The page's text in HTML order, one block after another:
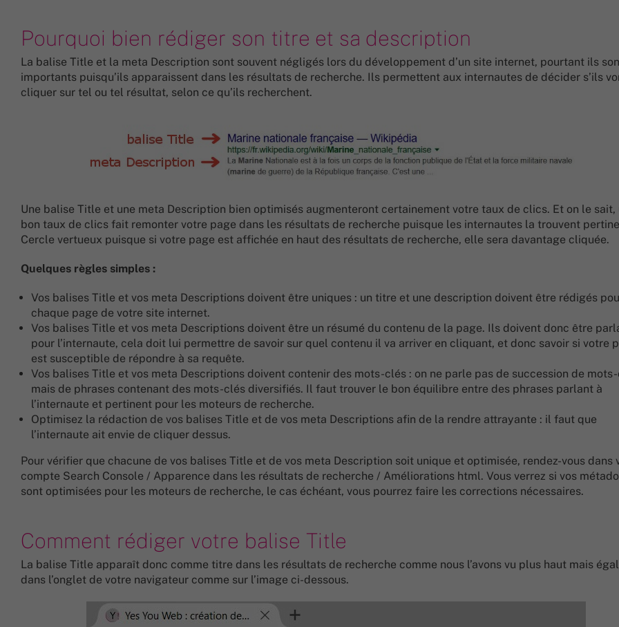
Pourquoi bien rédiger son titre et sa description
La balise Title et la meta Description sont souvent négligés lors du développement d’un site internet, pourtant ils
importants puisqu’ils apparaissent dans les résultats de recherche. Ils permettent aux internautes de décider s’ils
cliquer sur tel ou tel résultat, selon ce qu’ils recherchent.
Une balise Title et une meta Description bien optimisés augmenteront certainement votre taux de clics. Et on le sait,
bon taux de clics fait remonter votre page dans les résultats de recherche puisque les internautes la trouvent
Cercle vertueux puisque si votre page est affichée en haut des résultats de recherche, elle sera davantage cliquée.
Quelques règles simples :
Vos balises Title et vos meta Descriptions doivent être uniques : un titre et une description doivent être rédigés
chaque page de votre site internet.
Vos balises Title et vos meta Descriptions doivent être un résumé du contenu de la page. Ils doivent donc être
pour l’internaute, cela doit lui permettre de savoir sur quel contenu il va arriver en cliquant, et donc savoir si votre
est susceptible de répondre à sa requête.
Vos balises Title et vos meta Descriptions doivent contenir des mots-clés : on ne parle pas de succession de
mais de phrases contenant des mots-clés diversifiés. Il faut trouver le bon équilibre entre des phrases parlant à
l’internaute et pertinent pour les moteurs de recherche.
Optimisez la rédaction de vos balises Title et de vos meta Descriptions afin de la rendre attrayante : il faut que
l’internaute ait envie de cliquer dessus.
Pour vérifier que chacune de vos balises Title et de vos meta Description soit unique et optimisée, rendez-vous dans
compte Search Console / Apparence dans les résultats de recherche / Améliorations html. Vous verrez si vos
sont optimisées pour les moteurs de recherche, le cas échéant, vous pourrez faire les corrections nécessaires.
Comment rédiger votre balise Title
La balise Title apparaît donc comme titre dans les résultats de recherche comme nous l’avons vu plus haut mais
dans l’onglet de votre navigateur comme sur l’image ci-dessous.